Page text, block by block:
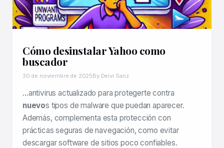
Cómo desinstalar Yahoo como
buscador
30 de noviembre de 2025By Deivi Sanz
…antivirus actualizado para protegerte contra
nuevos tipos de malware que puedan aparecer.
Además, complementa esta protección con
prácticas seguras de navegación, como evitar
descargar software de sitios poco confiables.